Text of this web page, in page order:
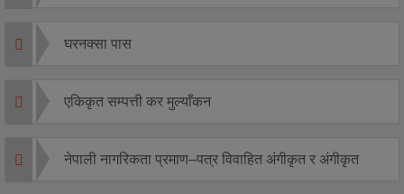
घरनक्सा पास
एकिकृत सम्पत्ती कर मुल्याँकन
नेपाली नागरिकता प्रमाण–पत्र विवाहित अंगीकृत र अंगीकृत